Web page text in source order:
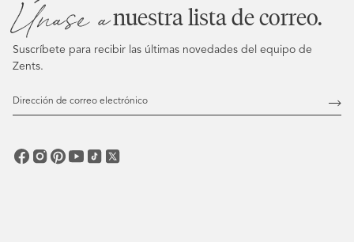
Únase anuestra lista de correo.
Suscríbete para recibir las últimas novedades del equipo de
Zents.
Dirección